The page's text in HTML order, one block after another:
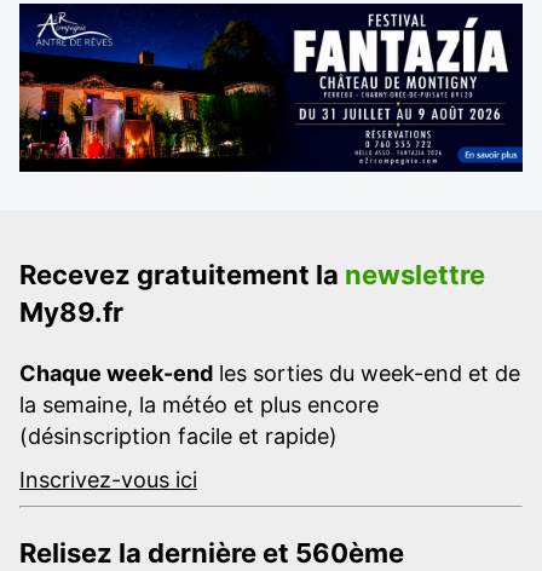
Recevez gratuitement la newslettre
My89.fr
Chaque week-end les sorties du week-end et de
la semaine, la météo et plus encore
(désinscription facile et rapide)
Inscrivez-vous ici
Relisez la dernière et 560ème